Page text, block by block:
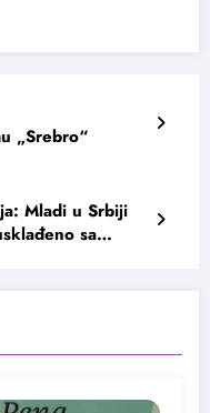
„Srebro“
Mladi u Srbiji
sa